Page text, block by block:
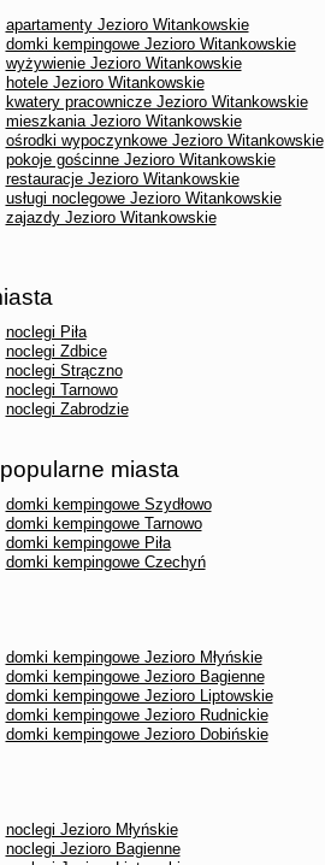
apartamenty Jezioro Witankowskie
domki kempingowe Jezioro Witankowskie
wyżywienie Jezioro Witankowskie
hotele Jezioro Witankowskie
kwatery pracownicze Jezioro Witankowskie
mieszkania Jezioro Witankowskie
ośrodki wypoczynkowe Jezioro Witankowskie
pokoje gościnne Jezioro Witankowskie
restauracje Jezioro Witankowskie
usługi noclegowe Jezioro Witankowskie
zajazdy Jezioro Witankowskie
noclegi Piła
noclegi Zdbice
noclegi Strączno
noclegi Tarnowo
noclegi Zabrodzie
miasta
domki kempingowe Szydłowo
domki kempingowe Tarnowo
domki kempingowe Piła
domki kempingowe Czechyń
domki kempingowe Jezioro Młyńskie
domki kempingowe Jezioro Bagienne
domki kempingowe Jezioro Liptowskie
domki kempingowe Jezioro Rudnickie
domki kempingowe Jezioro Dobińskie
noclegi Jezioro Młyńskie
noclegi Jezioro Bagienne